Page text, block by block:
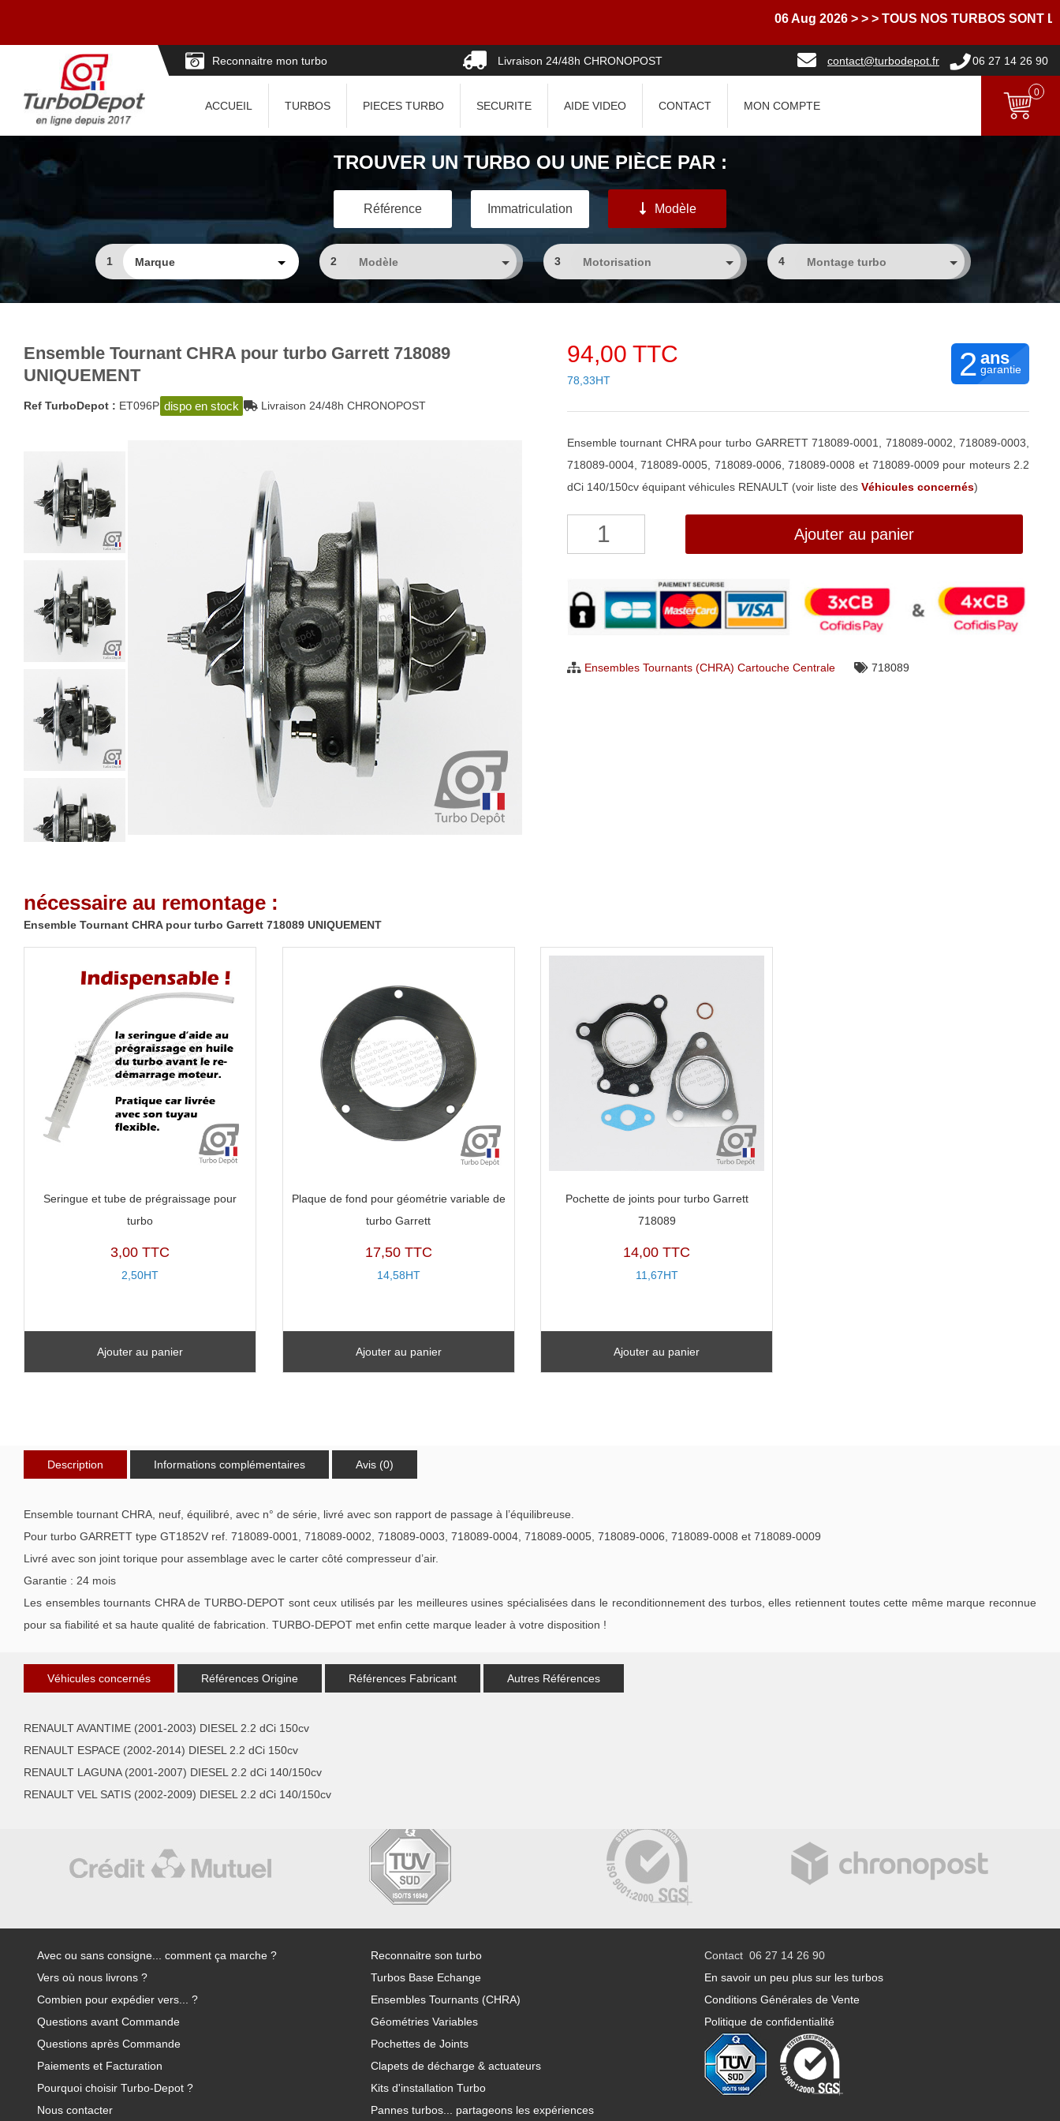
06 Aug 2026 > > > TOUS NOS TURBOS SONT
Reconnaitre mon turbo Livraison 24/48h CHRONOPOST contact@turbodepot.fr 06 27 14 26 90
ACCUEIL TURBOS PIECES TURBO SECURITE AIDE VIDEO CONTACT MON COMPTE
0
TROUVER UN TURBO OU UNE PIÈCE PAR :
Référence Immatriculation Modèle
1 2 3 4
Ensemble Tournant CHRA pour turbo Garrett 718089
UNIQUEMENT
Ref TurboDepot : ET096P dispo en stock Livraison 24/48h CHRONOPOST
94,00 TTC
78,33HT 2 ans
garantie
Ensemble tournant CHRA pour turbo GARRETT 718089-0001, 718089-0002, 718089-0003,
718089-0004, 718089-0005, 718089-0006, 718089-0008 et 718089-0009 pour moteurs 2.2
dCi 140/150cv équipant véhicules RENAULT (voir liste des Véhicules concernés)
quantité
Tournant
CHRA
Ajouter au panier
Ensembles Tournants (CHRA) Cartouche Centrale 718089
nécessaire au remontage :
Ensemble Tournant CHRA pour turbo Garrett 718089 UNIQUEMENT
Seringue et tube de prégraissage pour
turbo
3,00 TTC
2,50HT
Ajouter au panier
Plaque de fond pour géométrie variable de
turbo Garrett
17,50 TTC
14,58HT
Ajouter au panier
Pochette de joints pour turbo Garrett
718089
14,00 TTC
11,67HT
Ajouter au panier
Description Informations complémentaires Avis (0)
Ensemble tournant CHRA, neuf, équilibré, avec n° de série, livré avec son rapport de passage à l’équilibreuse.
Pour turbo GARRETT type GT1852V ref. 718089-0001, 718089-0002, 718089-0003, 718089-0004, 718089-0005, 718089-0006, 718089-0008 et 718089-0009
Livré avec son joint torique pour assemblage avec le carter côté compresseur d’air.
Garantie : 24 mois
Les ensembles tournants CHRA de TURBO-DEPOT sont ceux utilisés par les meilleures usines spécialisées dans le reconditionnement des turbos, elles retiennent toutes cette même marque reconnue
pour sa fiabilité et sa haute qualité de fabrication. TURBO-DEPOT met enfin cette marque leader à votre disposition !
Véhicules concernés Références Origine Références Fabricant Autres Références
RENAULT AVANTIME (2001-2003) DIESEL 2.2 dCi 150cv
RENAULT ESPACE (2002-2014) DIESEL 2.2 dCi 150cv
RENAULT LAGUNA (2001-2007) DIESEL 2.2 dCi 140/150cv
RENAULT VEL SATIS (2002-2009) DIESEL 2.2 dCi 140/150cv
Avec ou sans consigne... comment ça marche ?
Vers où nous livrons ?
Combien pour expédier vers... ?
Questions avant Commande
Questions après Commande
Paiements et Facturation
Pourquoi choisir Turbo-Depot ?
Nous contacter
Reconnaitre son turbo
Turbos Base Echange
Ensembles Tournants (CHRA)
Géométries Variables
Pochettes de Joints
Clapets de décharge & actuateurs
Kits d'installation Turbo
Pannes turbos... partageons les expériences
Contact 06 27 14 26 90
En savoir un peu plus sur les turbos
Conditions Générales de Vente
Politique de confidentialité